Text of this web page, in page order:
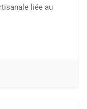
liée au